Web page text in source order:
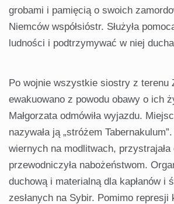
grobami i pamięcią o swoich
Niemców współsióstr. Służyła
ludności i podtrzymywać w niej
Po wojnie wszystkie siostry z terenu
ewakuowano z powodu obawy o ich
Małgorzata odmówiła wyjazdu.
nazywała ją „stróżem
wiernych na modlitwach, przystrajała
przewodniczyła nabożeństwom.
duchową i materialną dla kapłanów i
zesłanych na Sybir. Pomimo represji